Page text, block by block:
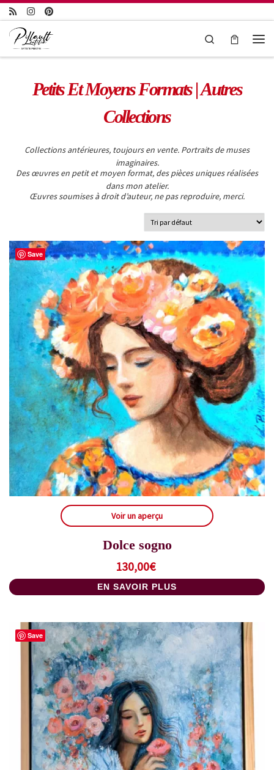
Passer au contenu
Search
Petits Et Moyens Formats | Autres
Collections
Collections antérieures, toujours en vente. Portraits de muses
imaginaires.
Des œuvres en petit et moyen format, des pièces uniques réalisées
dans mon atelier.
Œuvres soumises à droit d’auteur, ne pas reproduire, merci.
Save
Voir un aperçu
Dolce sogno
130,00€
EN SAVOIR PLUS
Save